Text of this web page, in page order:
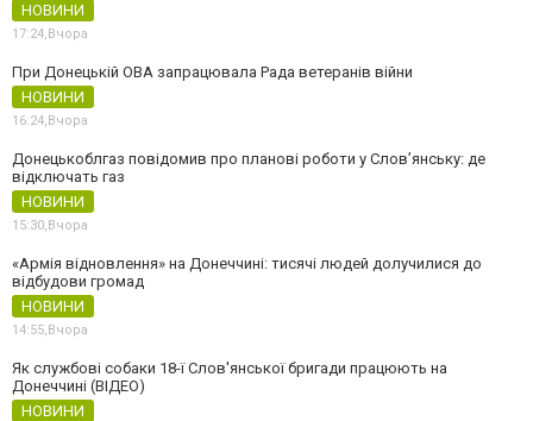
НОВИНИ
17:24,Вчора
При Донецькій ОВА запрацювала Рада ветеранів війни
НОВИНИ
16:24,Вчора
Донецькоблгаз повідомив про планові роботи у Слов’янську: де
відключать газ
НОВИНИ
15:30,Вчора
«Армія відновлення» на Донеччині: тисячі людей долучилися до
відбудови громад
НОВИНИ
14:55,Вчора
Як службові собаки 18-ї Слов'янської бригади працюють на
Донеччині (ВІДЕО)
НОВИНИ